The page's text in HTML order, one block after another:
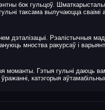
бок гульцоў.
таксама вылучаюцца сваімі
дэталізацыі. Рэалістычныя
мноства ракурсаў і
моманты. Гэтыя гульні
катэгорыя